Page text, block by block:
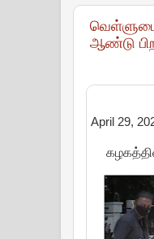
வெள்ளுடை
ஆண்டு
April 29,